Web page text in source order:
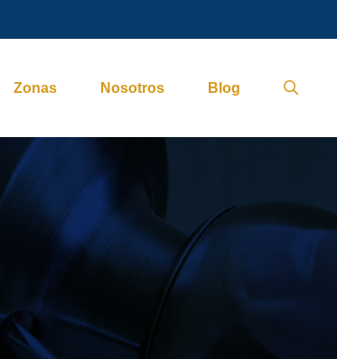
Zonas Nosotros Blog